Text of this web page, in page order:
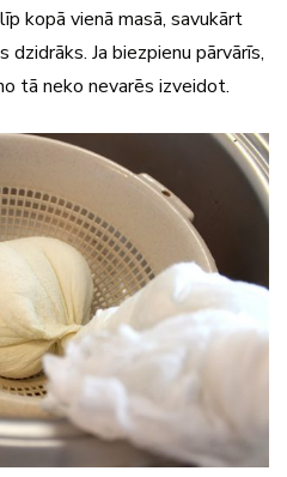
kopā vienā masā, savukārt
Ja biezpienu pārvārīs,
tā neko nevarēs izveidot.